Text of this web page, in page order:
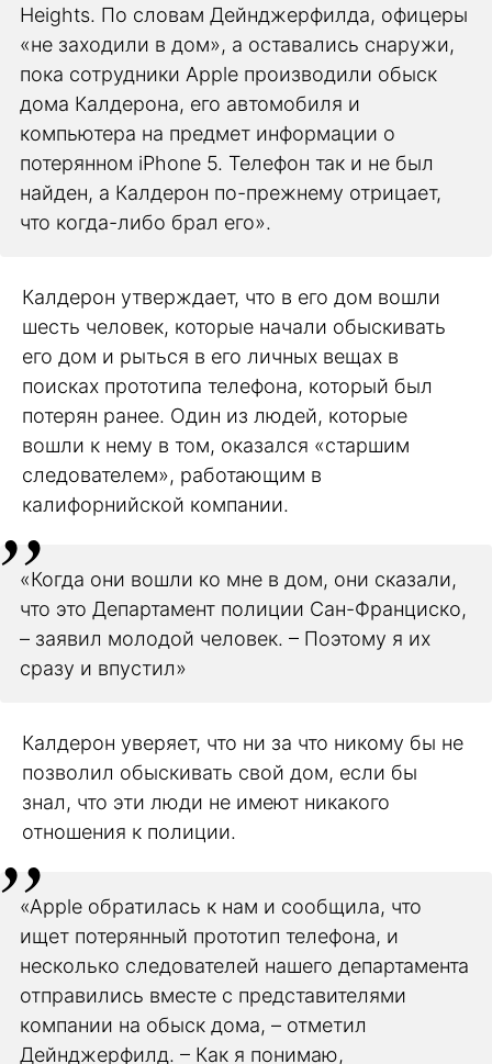
Heights. По словам Дейнджерфилда, офицеры
«не заходили в дом», а оставались снаружи,
пока сотрудники Apple производили обыск
дома Калдерона, его автомобиля и
компьютера на предмет информации о
потерянном iPhone 5. Телефон так и не был
найден, а Калдерон по-прежнему отрицает,
что когда-либо брал его».
Калдерон утверждает, что в его дом вошли
шесть человек, которые начали обыскивать
его дом и рыться в его личных вещах в
поисках прототипа телефона, который был
потерян ранее. Один из людей, которые
вошли к нему в том, оказался «старшим
следователем», работающим в
калифорнийской компании.
«Когда они вошли ко мне в дом, они сказали,
что это Департамент полиции Сан-Франциско,
– заявил молодой человек. – Поэтому я их
сразу и впустил»
Калдерон уверяет, что ни за что никому бы не
позволил обыскивать свой дом, если бы
знал, что эти люди не имеют никакого
отношения к полиции.
«Apple обратилась к нам и сообщила, что
ищет потерянный прототип телефона, и
несколько следователей нашего департамента
отправились вместе с представителями
компании на обыск дома, – отметил
Дейнджерфилд. – Как я понимаю,